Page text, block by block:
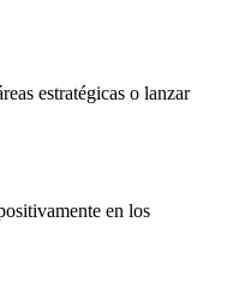
estratégicas o lanzar
en los